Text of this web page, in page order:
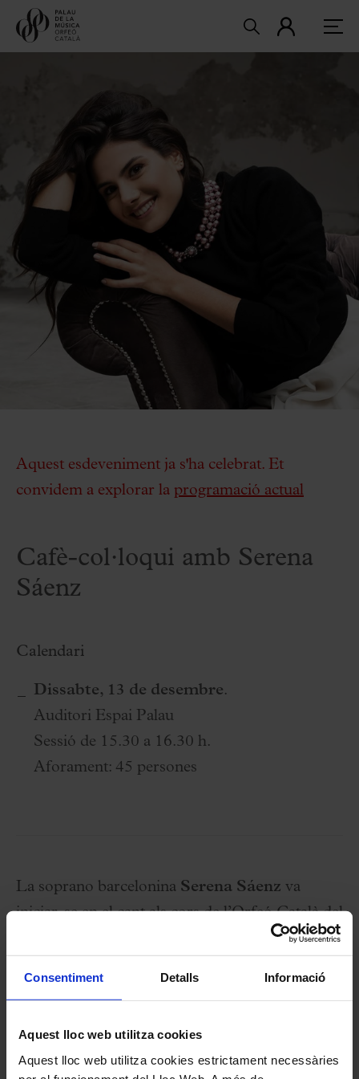
Consentiment Detalls Informació
Aquest lloc web utilitza cookies
Aquest lloc web utilitza cookies estrictament necessàries
Aquest esdeveniment ja s'ha celebrat. Et
convidem a explorar la programació actual
Cafè-col·loqui amb Serena
Sáenz
Calendari
Dissabte, 13 de desembre.
Auditori Espai Palau
Sessió de 15.30 a 16.30 h.
Aforament: 45 persones
La soprano barcelonina Serena Sáenz va
iniciar-se en el cant als cors de l’Orfeó Català del
Palau de la Música Catalana. Formada amb
Eisler de Berlín. Ha rebut tres premis a Operalia
2022 i és una de les veus més destacades de la